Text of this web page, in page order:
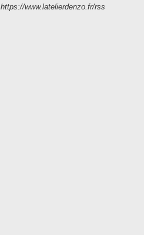
https://www.latelierdenzo.fr/rss